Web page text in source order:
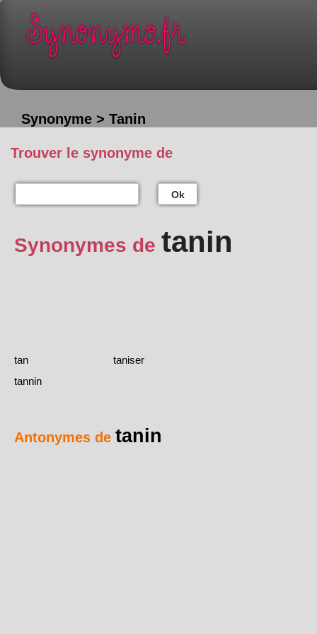
Synonyme > Tanin
Trouver le synonyme de
Ok
Synonymes de tanin
tan
taniser
tannin
Antonymes de tanin